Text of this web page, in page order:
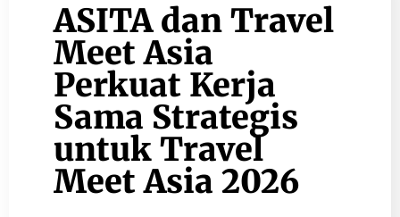
ASITA dan Travel
Meet Asia
Perkuat Kerja
Sama Strategis
untuk Travel
Meet Asia 2026